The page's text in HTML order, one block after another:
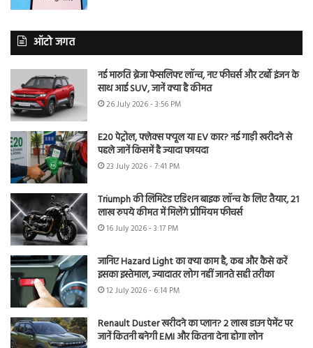
ऑटो जगत
नई मारुति ब्रेजा फेसलिफ्ट लॉन्च, नए फीचर्स और टर्बो इंजन के
साथ आई SUV, जानें क्या है कीमत
26 July 2026 - 3:56 PM
E20 पेट्रोल, फ्लेक्स फ्यूल या EV कार? नई गाड़ी खरीदने से
पहले जानें किसमें है ज्यादा फायदा
23 July 2026 - 7:41 PM
Triumph की लिमिटेड एडिशन बाइक लॉन्च के लिए तैयार, 21
लाख रुपये कीमत में मिलेंगे प्रीमियम फीचर्स
16 July 2026 - 3:17 PM
जानिए Hazard Light का क्या काम है, कब और कैसे करें
इसका इस्तेमाल, ज्यादातर लोग नहीं जानते सही तरीका
12 July 2026 - 6:14 PM
Renault Duster खरीदने का प्लान? 2 लाख डाउन पेमेंट पर
जानें कितनी बनेगी EMI और कितना देना होगा लोन